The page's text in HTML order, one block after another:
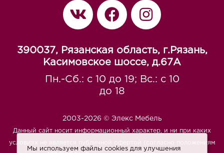
390037, Рязанская область, г.Рязань,
Касимовское шоссе, д.67A
Пн.-Сб.: с 10 до 19; Вс.: с 10
до 18
2003-2026 © Элекс Мебель
Данный сайт носит информационный характер, и ни при каких
условиях не является публичной офертой (согласно положениям
Мы используем файлы cookies для улучшения